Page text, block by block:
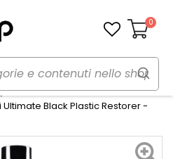
Carrello
0
Black Plastic Restorer -